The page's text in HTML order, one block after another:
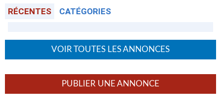
RÉCENTES CATÉGORIES
VOIR TOUTES LES ANNONCES
PUBLIER UNE ANNONCE